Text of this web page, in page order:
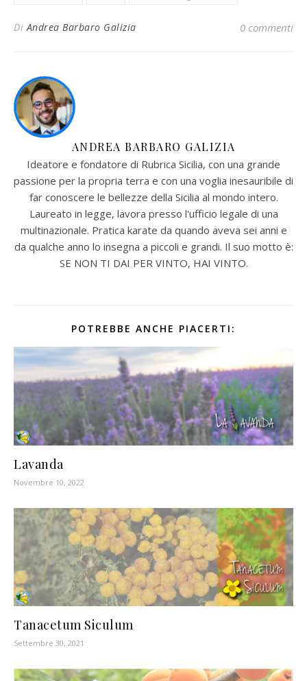
DiAndrea Barbaro Galizia 0 commenti
ANDREA BARBARO GALIZIA
Ideatore e fondatore di Rubrica Sicilia, con una grande
passione per la propria terra e con una voglia inesauribile di
far conoscere le bellezze della Sicilia al mondo intero.
Laureato in legge, lavora presso l'ufficio legale di una
multinazionale. Pratica karate da quando aveva sei anni e
da qualche anno lo insegna a piccoli e grandi. Il suo motto è:
SE NON TI DAI PER VINTO, HAI VINTO.
POTREBBE ANCHE PIACERTI:
Lavanda
Novembre 10, 2022
Tanacetum Siculum
Settembre 30, 2021